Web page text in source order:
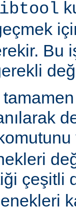
Bu
çeşitli